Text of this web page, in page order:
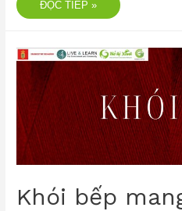
ĐỌC TIẾP »
Khói bếp